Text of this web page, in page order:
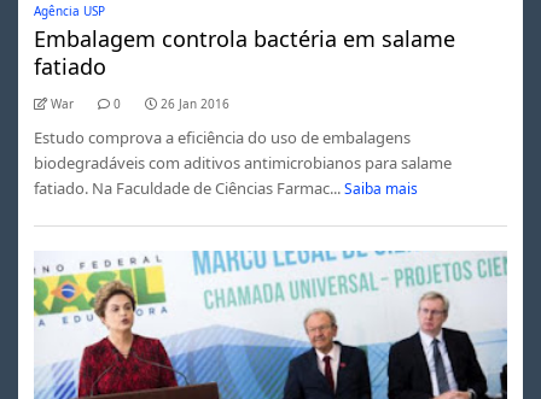
Agência USP
Embalagem controla bactéria em salame
fatiado
War 0 26 Jan 2016
Estudo comprova a eficiência do uso de embalagens
biodegradáveis com aditivos antimicrobianos para salame
fatiado. Na Faculdade de Ciências Farmac... Saiba mais